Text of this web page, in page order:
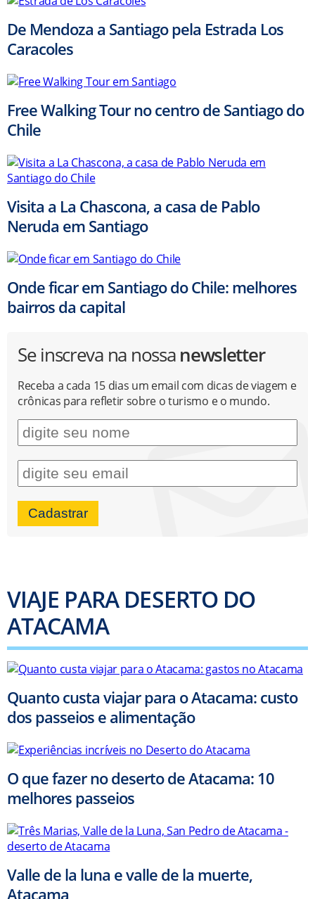
De Mendoza a Santiago pela Estrada Los
Caracoles
Free Walking Tour no centro de Santiago do
Chile
Visita a La Chascona, a casa de Pablo
Neruda em Santiago
Onde ficar em Santiago do Chile: melhores
bairros da capital
Se inscreva na nossa newsletter
Receba a cada 15 dias um email com dicas de viagem e
crônicas para refletir sobre o turismo e o mundo.
VIAJE PARA DESERTO DO
ATACAMA
Quanto custa viajar para o Atacama: custo
dos passeios e alimentação
O que fazer no deserto de Atacama: 10
melhores passeios
Valle de la luna e valle de la muerte,
Atacama